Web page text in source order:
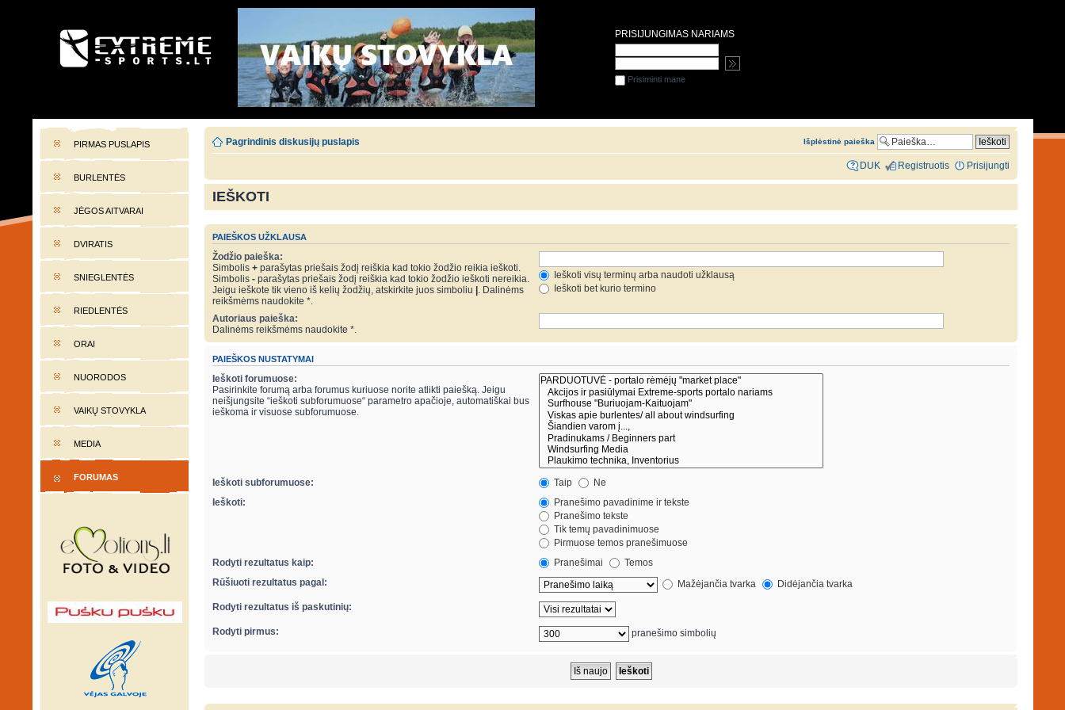
EXTREME-SPORTS.LT
PIRMAS PUSLAPIS
BURLENTĖS
JĖGOS AITVARAI
DVIRATIS
SNIEGLENTĖS
RIEDLENTĖS
ORAI
NUORODOS
VAIKŲ STOVYKLA
MEDIA
FORUMAS
Pagrindinis diskusijų puslapis Išplėstinė paieška
DUK Registruotis Prisijungti
IEŠKOTI
PAIEŠKOS UŽKLAUSA
Žodžio paieška:
Simbolis + parašytas priešais žodį reiškia kad tokio žodžio reikia ieškoti.
Simbolis - parašytas priešais žodį reiškia kad tokio žodžio ieškoti nereikia.
Jeigu ieškote tik vieno iš kelių žodžių, atskirkite juos simboliu . Dalinėms
reikšmėms naudokite *.
Ieškoti visų terminų arba naudoti užklausą
Ieškoti bet kurio termino
Autoriaus paieška:
Dalinėms reikšmėms naudokite *.
PAIEŠKOS NUSTATYMAI
Ieškoti forumuose:
Pasirinkite forumą arba forumus kuriuose norite atlikti paiešką. Jeigu
neišjungsite “ieškoti subforumuose“ parametro apačioje, automatiškai bus
ieškoma ir visuose subforumuose.
Ieškoti subforumuose: Taip
Ne
Ieškoti:
Pranešimo pavadinime ir tekste
Pranešimo tekste
Tik temų pavadinimuose
Pirmuose temos pranešimuose
Rodyti rezultatus kaip:
Pranešimai
Temos
Rūšiuoti rezultatus pagal:
Mažėjančia tvarka Didėjančia tvarka
Rodyti rezultatus iš paskutinių:
Rodyti pirmus: pranešimo simbolių
PRISIJUNGIMAS NARIAMS
Prisiminti mane